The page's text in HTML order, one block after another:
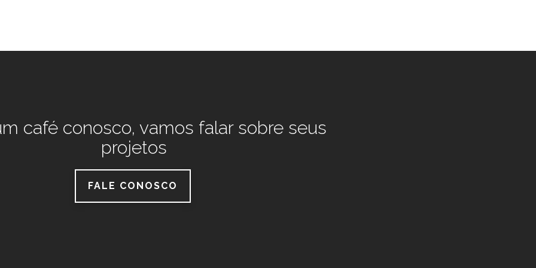
café conosco, vamos falar sobre seus
projetos
FALE CONOSCO